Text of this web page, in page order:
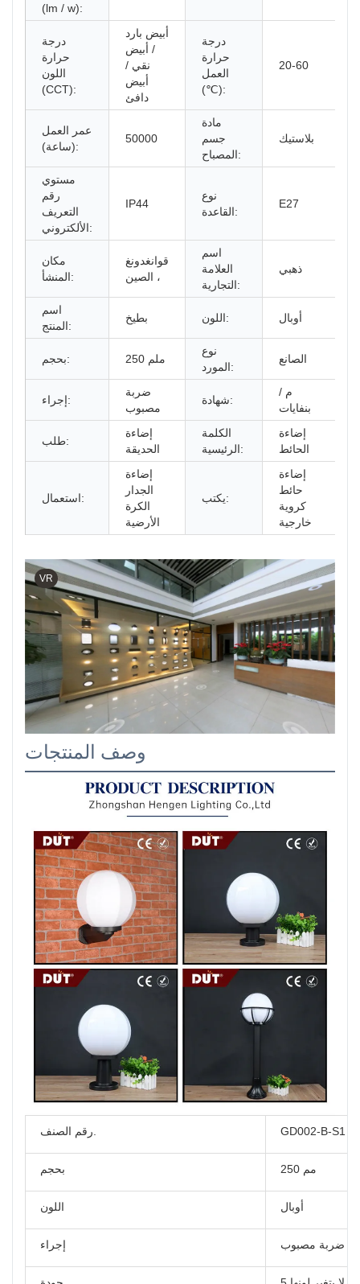
(lm / w):
درجة
حرارة
اللون
(CCT):
أبيض بارد
/ أبيض
نقي /
أبيض
دافئ
درجة
حرارة
العمل
(℃):
20-60
عمر العمل
(ساعة):
50000
مادة
جسم
المصباح:
بلاستيك
مستوي
رقم
التعريف
الألكتروني:
IP44
نوع
القاعدة:
E27
مكان
المنشأ:
قوانغدونغ
، الصين
اسم
العلامة
التجارية:
ذهبي
اسم
المنتج:
بطيخ اللون: أوبال
بحجم: 250 ملم
نوع
المورد:
الصانع
إجراء:
ضربة
مصبوب
شهادة:
م /
بنفايات
طلب:
إضاءة
الحديقة
الكلمة
الرئيسية:
إضاءة
الحائط
استعمال:
إضاءة
الجدار
الكرة
الأرضية
يكتب:
إضاءة
حائط
كروية
خارجية
VR
وصف المنتجات
GD002-B-S1
بحجم 250 مم
اللون أوبال
إجراء ضربة مصبوب